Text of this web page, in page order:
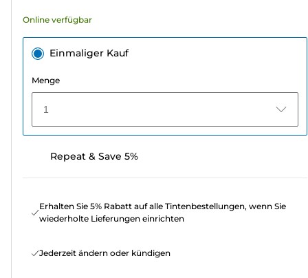
Online verfügbar
Einmaliger Kauf
Menge
1
Repeat & Save 5%
Erhalten Sie 5% Rabatt auf alle Tintenbestellungen, wenn Sie
wiederholte Lieferungen einrichten
Jederzeit ändern oder kündigen